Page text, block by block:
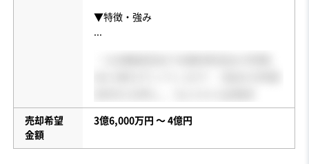
売却希望
金額
3億6,000万円 〜 4億円